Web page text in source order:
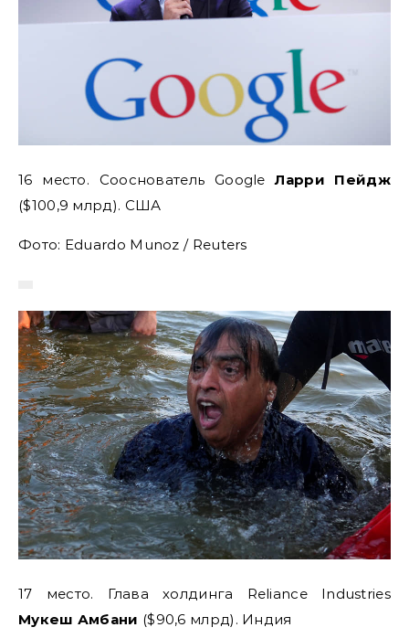
16 место. Сооснователь GoogleЛарри Пейдж
($100,9 млрд). США
Фото: Eduardo Munoz / Reuters
17 место. Глава холдинга Reliance Industries
Мукеш Амбани ($90,6 млрд). Индия